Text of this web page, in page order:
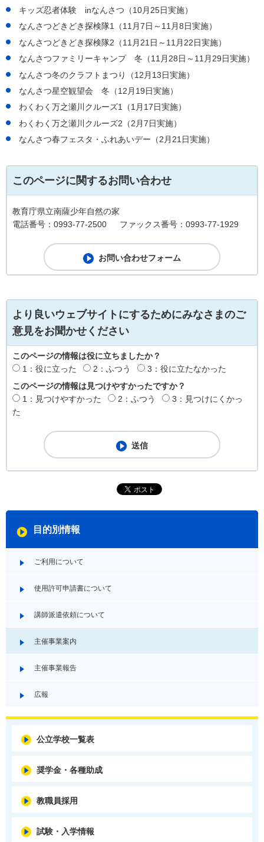
キッズ忍者体験 inなんさつ（10月25日実施）
なんさつどきどき探検隊1（11月7日～11月8日実施）
なんさつどきどき探検隊2（11月21日～11月22日実施）
なんさつファミリーキャンプ
冬（11月28日～11月29日実施）
なんさつ冬のクラフトまつり（12月13日実施）
なんさつ星空観望会
冬（12月19日実施）
わくわく万之瀬川クルーズ1（1月17日実施）
わくわく万之瀬川クルーズ2（2月7日実施）
なんさつ春フェスタ・ふれあいデー（2月21日実施）
このページに関するお問い合わせ
教育庁県立南薩少年自然の家
電話番号：0993-77-2500
ファックス番号：0993-77-1929
より良いウェブサイトにするためにみなさまのご
意見をお聞かせください
このページの情報は役に立ちましたか？
1：役に立った
2：ふつう
3：役に立たなかった
このページの情報は見つけやすかったですか？
1：見つけやすかった
2：ふつう
3：見つけにくかっ
た
目的別情報
ご利用について
使用許可申請書について
講師派遣依頼について
主催事業案内
主催事業報告
広報
公立学校一覧表
奨学金・各種助成
教職員採用
試験・入学情報